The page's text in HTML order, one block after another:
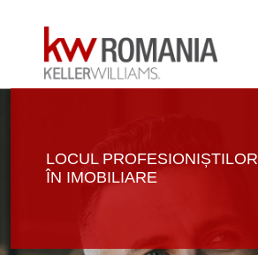
LOCUL PROFESIONIȘTILOR
ÎN IMOBILIARE